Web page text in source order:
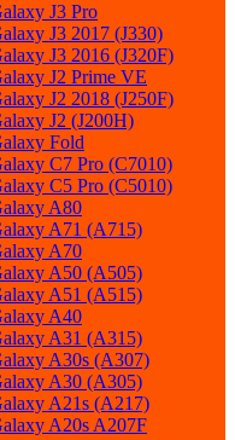
J3 Pro
J3 2017 (J330)
J3 2016 (J320F)
J2 Prime VE
J2 2018 (J250F)
J2 (J200H)
Fold
C7 Pro (C7010)
C5 Pro (C5010)
A80
A71 (A715)
A70
A50 (A505)
A51 (A515)
A40
A31 (A315)
A30s (A307)
A30 (A305)
A21s (A217)
A20s A207F